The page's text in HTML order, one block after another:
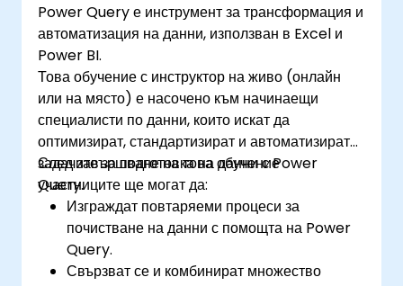
Power Query е инструмент за трансформация и
автоматизация на данни, използван в Excel и
Power BI.
Това обучение с инструктор на живо (онлайн
или на място) е насочено към начинаещи
специалисти по данни, които искат да
оптимизират, стандартизират и автоматизират
задачите за подготовка на данни с Power
Query.
След завършване на това обучение
участниците ще могат да:
Изграждат повтаряеми процеси за
почистване на данни с помощта на Power
Query.
Свързват се и комбинират множество